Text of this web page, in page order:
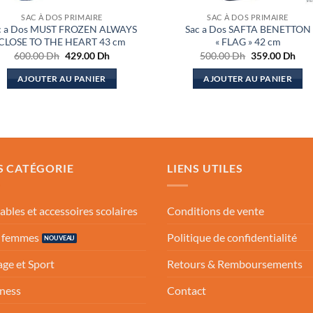
SAC À DOS PRIMAIRE
a Dos MUST FROZEN ALWAYS
TO THE HEART 43 cm
600.00Dh Le
initial
était :
429.00 DhLe
AJOUTER AU PANIER
SAC À DOS PRIMAIRE
Sac a Dos SAFTA BENETTON
« FLAG » 42 cm
500.00Dh Le
initial
était :
359.00 DhLe
AJOUTER AU PANIER
CATÉGORIE
et accessoires scolaires
femmes
et Sport
LIENS UTILES
Conditions de vente
Politique de confidentialité
Retours & Remboursements
Contact